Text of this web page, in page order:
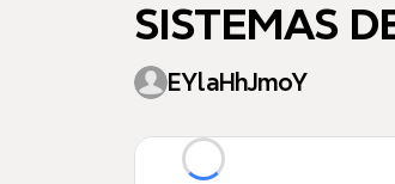
SISTEMAS
EYlaHhJmoY